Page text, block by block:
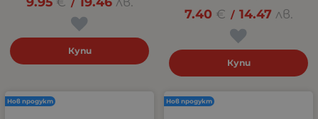
Купи
7.40 € / 14.47 лв.
Купи
Нов продукт Нов продукт